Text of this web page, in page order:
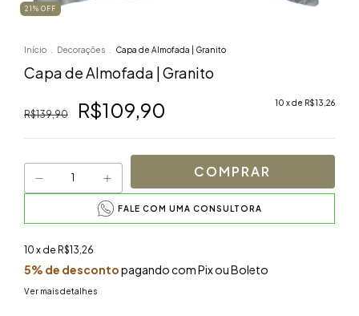
21 % OFF
Início Decorações Capa de Almofada | Granito
Capa de Almofada | Granito
R$139,90 R$109,90 10 x de R$13,26
FALE COM UMA CONSULTORA
10 x de R$13,26
5% de descontopagando com Pix ou Boleto
Ver mais detalhes